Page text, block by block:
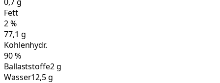
Fett
2%
77,1 g
Kohlenhydr.
90%
Ballaststoffe2 g
Wasser12,5 g